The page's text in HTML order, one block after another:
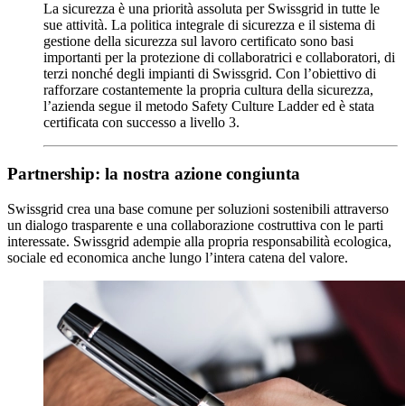
La sicurezza è una priorità assoluta per Swissgrid in tutte le
sue attività. La politica integrale di sicurezza e il sistema di
gestione della sicurezza sul lavoro certificato sono basi
importanti per la protezione di collaboratrici e collaboratori, di
terzi nonché degli impianti di Swissgrid. Con l’obiettivo di
rafforzare costantemente la propria cultura della sicurezza,
l’azienda segue il metodo Safety Culture Ladder ed è stata
certificata con successo a livello 3.
Partnership: la nostra azione congiunta
Swissgrid crea una base comune per soluzioni sostenibili attraverso
un dialogo trasparente e una collaborazione costruttiva con le parti
interessate. Swissgrid adempie alla propria responsabilità ecologica,
sociale ed economica anche lungo l’intera catena del valore.